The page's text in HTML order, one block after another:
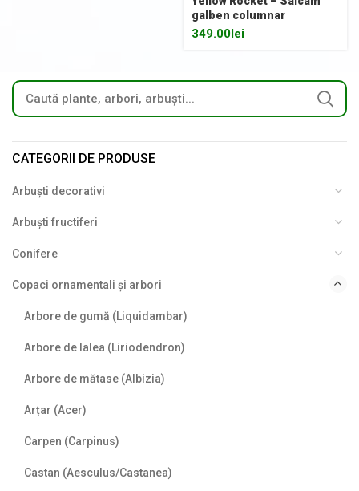
galben columnar
349.00 lei
CATEGORII DE PRODUSE
Arbuști decorativi
Arbuști fructiferi
Conifere
Copaci ornamentali și arbori
Arbore de gumă (Liquidambar)
Arbore de lalea (Liriodendron)
Arbore de mătase (Albizia)
Arțar (Acer)
Carpen (Carpinus)
Castan (Aesculus/Castanea)